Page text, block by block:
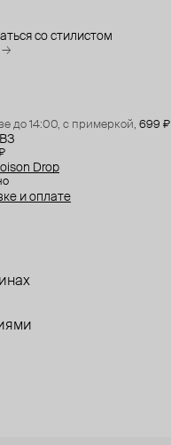
со стилистом
→
до 14:00, с примеркой, 699 ₽
Drop
и оплате